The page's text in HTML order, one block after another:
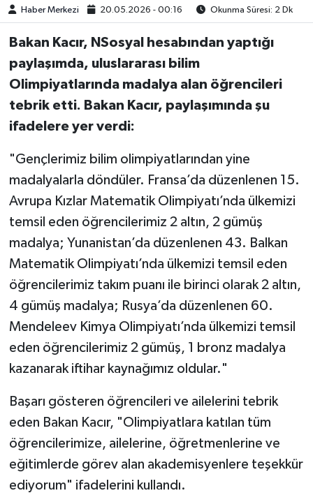
Haber Merkezi 20.05.2026 - 00:16 Okunma Süresi: 2 Dk
Bakan Kacır, NSosyal hesabından yaptığı
paylaşımda, uluslararası bilim
Olimpiyatlarında madalya alan öğrencileri
tebrik etti. Bakan Kacır, paylaşımında şu
ifadelere yer verdi:
"Gençlerimiz bilim olimpiyatlarından yine
madalyalarla döndüler. Fransa’da düzenlenen 15.
Avrupa Kızlar Matematik Olimpiyatı’nda ülkemizi
temsil eden öğrencilerimiz 2 altın, 2 gümüş
madalya; Yunanistan’da düzenlenen 43. Balkan
Matematik Olimpiyatı’nda ülkemizi temsil eden
öğrencilerimiz takım puanı ile birinci olarak 2 altın,
4 gümüş madalya; Rusya’da düzenlenen 60.
Mendeleev Kimya Olimpiyatı’nda ülkemizi temsil
eden öğrencilerimiz 2 gümüş, 1 bronz madalya
kazanarak iftihar kaynağımız oldular."
Başarı gösteren öğrencileri ve ailelerini tebrik
eden Bakan Kacır, "Olimpiyatlara katılan tüm
öğrencilerimize, ailelerine, öğretmenlerine ve
eğitimlerde görev alan akademisyenlere teşekkür
ediyorum" ifadelerini kullandı.